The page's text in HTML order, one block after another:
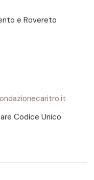
e Rovereto
Codice Unico